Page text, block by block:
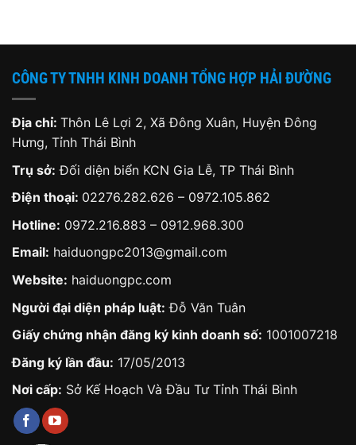
CÔNG TY TNHH KINH DOANH TỔNG HỢP HẢI ĐƯỜNG
Địa chỉ: Thôn Lê Lợi 2, Xã Đông Xuân, Huyện Đông
Hưng, Tỉnh Thái Bình
Trụ sở: Đối diện biển KCN Gia Lễ, TP Thái Bình
Điện thoại: 02276.282.626 – 0972.105.862
Hotline: 0972.216.883 – 0912.968.300
Email: haiduongpc2013@gmail.com
Website: haiduongpc.com
Người đại diện pháp luật: Đỗ Văn Tuân
Giấy chứng nhận đăng ký kinh doanh số: 1001007218
Đăng ký lần đầu: 17/05/2013
Nơi cấp: Sở Kế Hoạch Và Đầu Tư Tỉnh Thái Bình